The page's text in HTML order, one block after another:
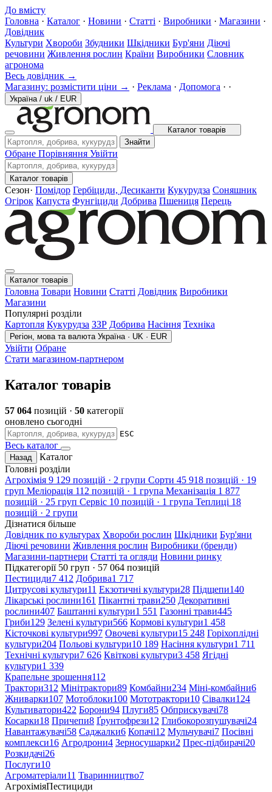
До вмісту
Головна · Каталог · Новини · Статті · Виробники · Магазини ·
Довідник
Культури Хвороби Збудники Шкідники Бур'яни Діючі
речовини Живлення рослин Країни Виробники Словник
агронома
Весь довідник →
Магазину: розмістити ціни → · Реклама · Допомога · ·
Україна / uk / EUR
Каталог товарів
Знайти
Обране Порівняння Увійти
Каталог товарів
Сезон· Помідор Гербіциди, Десиканти Кукурудза Соняшник
Огірок Капуста Фунгіциди Добрива Пшениця Перець
Каталог товарів
Головна Товари Новини Статті Довідник Виробники
Магазини
Популярні розділи
Картопля Кукурудза ЗЗР Добрива Насіння Техніка
Регіон, мова та валюта Україна · UK · EUR
Увійти Обране
Стати магазином-партнером
Каталог товарів
57 064 позицій · 50 категорії
оновлено сьогодні
ESC
Весь каталог
Назад
Каталог
Головні розділи
Агрохімія 9 129 позицій · 2 групи Сорти 45 918 позицій · 19
груп Меліорація 112 позицій · 1 група Механізація 1 877
позицій · 25 груп Сервіс 10 позицій · 1 група Теплиці 18
позицій · 2 групи
Дізнатися більше
Довідник по культурах Хвороби рослин Шкідники Бур'яни
Діючі речовини Живлення рослин Виробники (бренди)
Магазини-партнери Статті та огляди Новини ринку
Підкатегорії 50 груп · 57 064 позицій
Пестициди7 412 Добрива1 717
Цитрусові культури11 Екзотичні культури28 Підщепи140
Лікарські рослини161 Пікантні трави250 Декоративні
рослини407 Баштанні культури1 551 Газонні трави445
Гриби129 Зелені культури566 Кормові культури1 458
Кісточкові культури997 Овочеві культури15 248 Горіхоплідні
культури204 Польові культури10 189 Насіння культури1 711
Технічні культури7 626 Квіткові культури3 458 Ягідні
культури1 339
Крапельне зрошення112
Трактори312 Мінітрактори89 Комбайни234 Міні-комбайни6
Жниварки107 Мотоблоки100 Мототрактори10 Сівалки124
Культиватори422 Борони94 Плуги85 Обприскувачі78
Косарки18 Причепи8 Ґрунтофрези12 Глибокорозпушувачі24
Навантажувачі58 Саджалки6 Копачі12 Мульчувачі7 Посівні
комплекси16 Агродрони4 Зерносушарки2 Прес-підбирачі20
Розкидачі26
Послуги10
Агроматеріали11 Тваринництво7
АгрохіміяПестициди